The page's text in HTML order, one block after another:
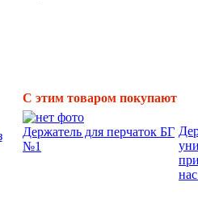
С этим товаром покупают
Держатель для перчаток БГ
№1